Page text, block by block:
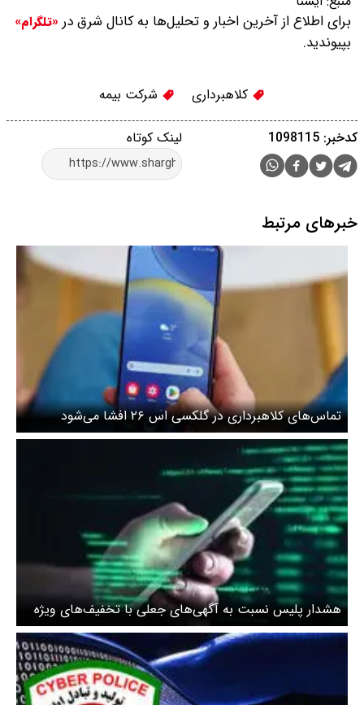
برای اطلاع از آخرین اخبار و تحلیل‌ها به کانال شرق در «تلگرام»
بپیوندید.
کلاهبرداری شرکت بیمه
لینک کوتاه کدخبر: 1098115
خبرهای مرتبط
تماس‌های کلاهبرداری در گلکسی اس ۲۶ افشا می‌شود
هشدار پلیس نسبت به آگهی‌های جعلی با تخفیف‌های ویژه